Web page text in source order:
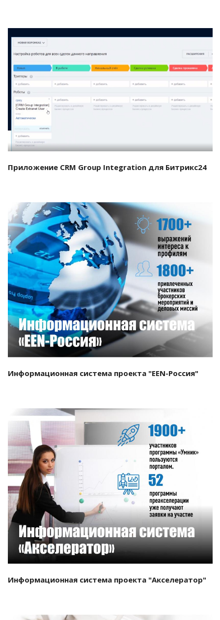
Смотреть проект
Приложение CRM Group Integration для Битрикс24
Смотреть проект
Информационная система проекта "EEN-Россия"
Смотреть проект
Информационная система проекта "Акселератор"